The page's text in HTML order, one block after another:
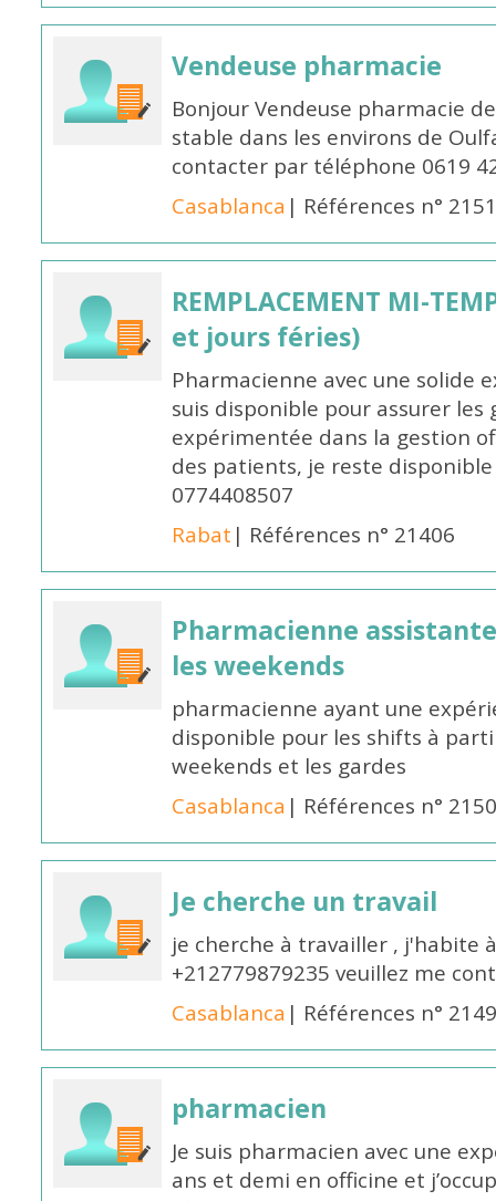
Vendeuse pharmacie
Bonjour Vendeuse pharmacie
stable dans les environs de
contacter par téléphone 0619
Casablanca | Références n°
REMPLACEMENT MI-
et jours féries)
Pharmacienne avec une solide
suis disponible pour assurer les
expérimentée dans la gestion
des patients, je reste
0774408507
Rabat | Références n° 21406
Pharmacienne
les weekends
pharmacienne ayant une
disponible pour les shifts à
weekends et les gardes
Casablanca | Références n°
Je cherche un travail
je cherche à travailler , j'habite
+212779879235 veuillez me
Casablanca | Références n°
pharmacien
Je suis pharmacien avec une
ans et demi en officine et